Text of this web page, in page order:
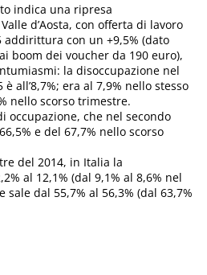
indica una ripresa
d’Aosta, con offerta di lavoro
con un +9,5% (dato
boom dei voucher da 190 euro),
la disoccupazione nel
all’8,7%; era al 7,9% nello stesso
nello scorso trimestre.
occupazione, che nel secondo
e del 67,7% nello scorso
del 2014, in Italia la
al 12,1% (dal 9,1% al 8,6% nel
sale dal 55,7% al 56,3% (dal 63,7%